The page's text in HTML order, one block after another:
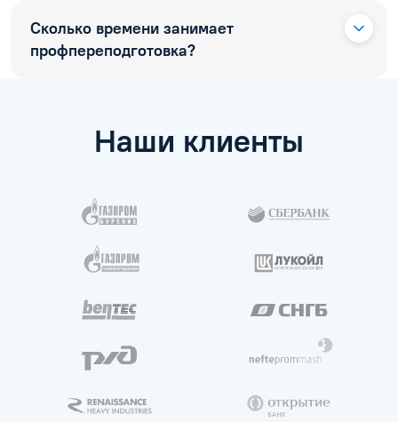
Сколько времени занимает
профпереподготовка?
Наши клиенты